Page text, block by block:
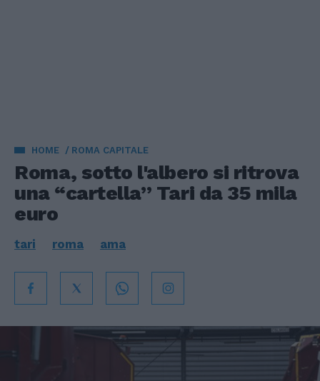
HOME ROMA CAPITALE
Roma, sotto l'albero si ritrova
una “cartella” Tari da 35 mila
euro
tari roma ama